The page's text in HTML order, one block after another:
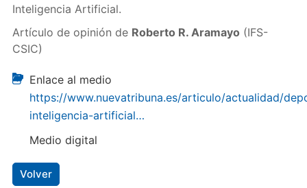
Inteligencia Artificial.
Artículo de opinión de Roberto R. Aramayo (IFS-
CSIC)
Enlace al medio
https://www.nuevatribuna.es/articulo/actualidad/
inteligencia-artificial…
Medio digital
Volver